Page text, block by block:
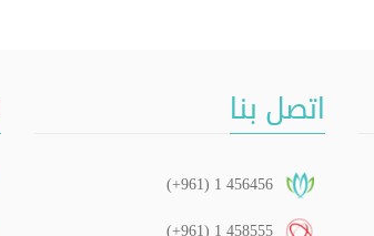
اتصل بنا
(+961) 1 456456
(+961) 1 458555